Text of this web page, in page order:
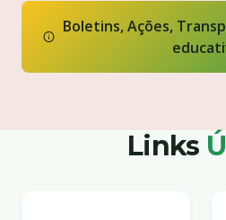
Boletins, Ações,
Links